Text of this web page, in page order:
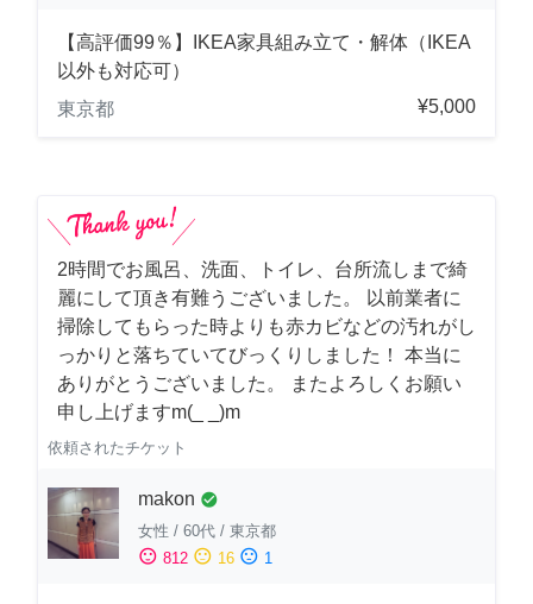
【高評価99％】IKEA家具組み立て・解体（IKEA
以外も対応可）
東京都
¥5,000
2時間でお風呂、洗面、トイレ、台所流しまで綺
麗にして頂き有難うございました。 以前業者に
掃除してもらった時よりも赤カビなどの汚れがし
っかりと落ちていてびっくりしました！ 本当に
ありがとうございました。 またよろしくお願い
申し上げますm(_ _)m
依頼されたチケット
makon check_circle
女性 / 60代 / 東京都
sentiment_satisfied 812 sentiment_neutral 16 sentiment_dissatisfied 1